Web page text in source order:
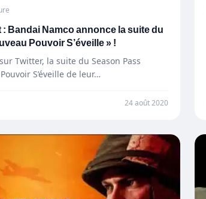
Bandai Namco annonce la suite du
Pouvoir S’éveille » !
Twitter, la suite du Season Pass
S’éveille de leur…
24 août 2020